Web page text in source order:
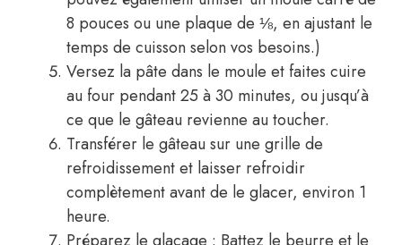
8 pouces ou une plaque de ⅛, en ajustant le
temps de cuisson selon vos besoins.)
Versez la pâte dans le moule et faites cuire
au four pendant 25 à 30 minutes, ou jusqu’à
ce que le gâteau revienne au toucher.
Transférer le gâteau sur une grille de
refroidissement et laisser refroidir
complètement avant de le glacer, environ 1
heure.